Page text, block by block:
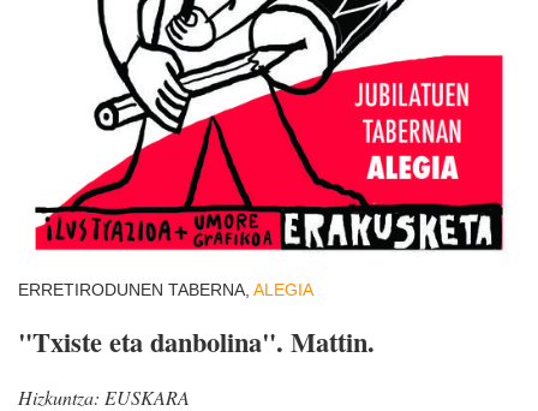
ERRETIRODUNEN TABERNA, ALEGIA
"Txiste eta danbolina". Mattin.
Hizkuntza: EUSKARA